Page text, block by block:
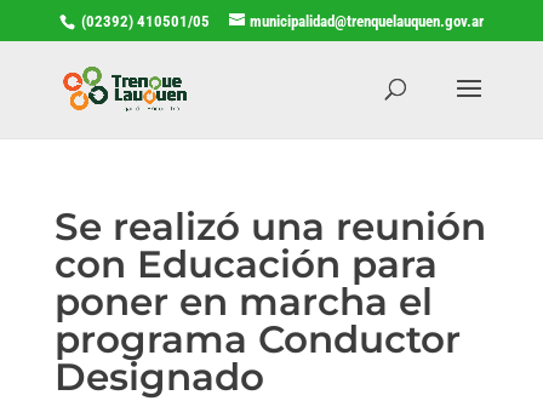
(02392) 410501/05 municipalidad@trenquelauquen.gov.ar
Se realizó una reunión
con Educación para
poner en marcha el
programa Conductor
Designado